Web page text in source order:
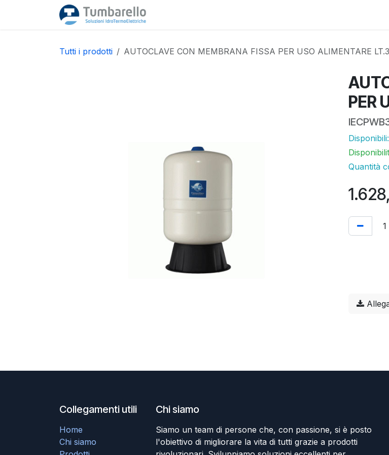
Passa al contenuto
Tutti i prodotti AUTOCLAVE CON MEMBRANA FISSA PER USO ALIMENTARE
PER
Disponibili:
Quantità
Collegamenti utili
Home
Chi siamo
Chi siamo
Siamo un team di persone che, con passione, si è posto
l'obiettivo di migliorare la vita di tutti grazie a prodotti